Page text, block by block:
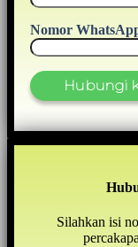
Nomor
Silahkan isi